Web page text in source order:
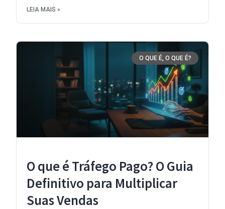
LEIA MAIS »
O QUE É, O QUE É?
O que é Tráfego Pago? O Guia
Definitivo para Multiplicar
Suas Vendas